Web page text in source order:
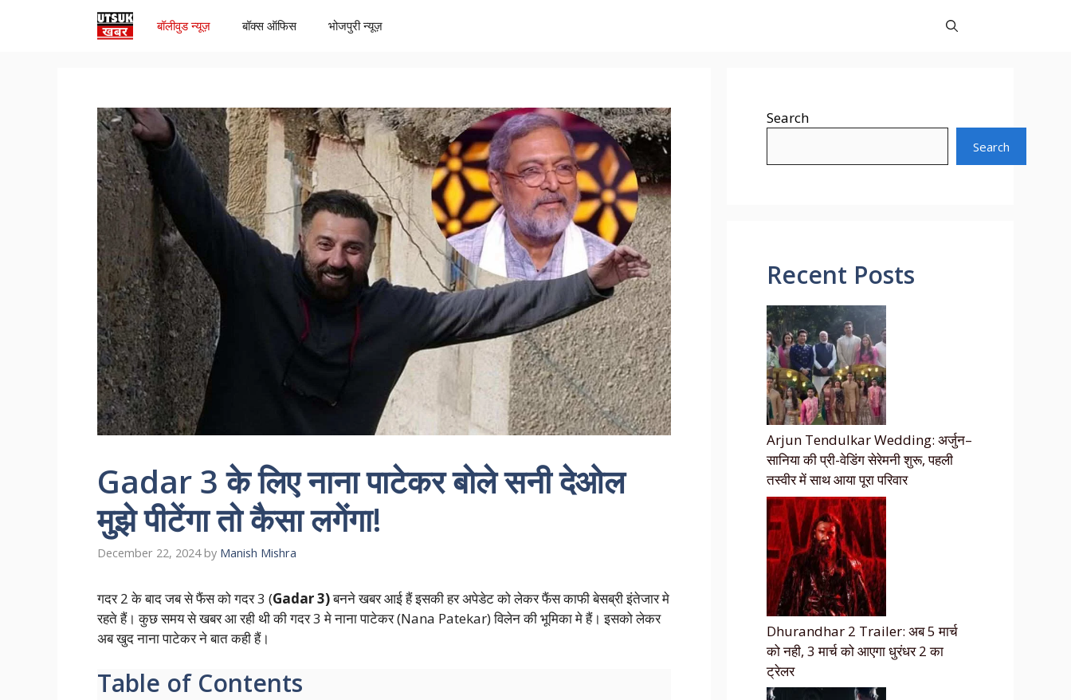
बॉलीवुड न्यूज़ बॉक्स ऑफिस भोजपुरी न्यूज़
Gadar 3 के लिए नाना पाटेकर बोले सनी देओल
मुझे पीटेंगा तो कैसा लगेंगा!
December 22, 2024 by Manish Mishra
गदर 2 के बाद जब से फैंस को गदर 3 (Gadar 3)बनने खबर आई हैं इसकी हर अपेडेट को लेकर फैंस काफी बेसब्री इंतेजार मे
रहते हैं। कुछ समय से खबर आ रही थी की गदर 3 मे नाना पाटेकर (Nana Patekar) विलेन की भूमिका मे हैं। इसको लेकर
अब खुद नाना पाटेकर ने बात कही हैं।
Table of Contents
Search
Search
Recent Posts
Arjun Tendulkar Wedding: अर्जुन–
सानिया की प्री-वेडिंग सेरेमनी शुरू, पहली
तस्वीर में साथ आया पूरा परिवार
Dhurandhar 2 Trailer: अब 5 मार्च
को नही, 3 मार्च को आएगा धुरंधर 2 का
ट्रेलर